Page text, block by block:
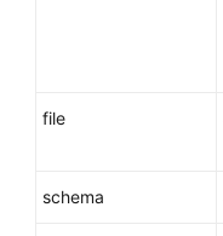
议
白
file
schema